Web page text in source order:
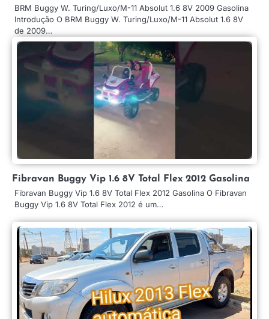
BRM Buggy W. Turing/Luxo/M-11 Absolut 1.6 8V 2009 Gasolina
Introdução O BRM Buggy W. Turing/Luxo/M-11 Absolut 1.6 8V
de 2009…
Fibravan Buggy Vip 1.6 8V Total Flex 2012 Gasolina
Fibravan Buggy Vip 1.6 8V Total Flex 2012 Gasolina O Fibravan
Buggy Vip 1.6 8V Total Flex 2012 é um…